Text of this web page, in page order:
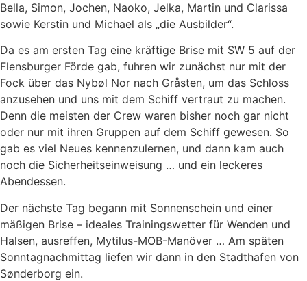
Bella, Simon, Jochen, Naoko, Jelka, Martin und Clarissa
sowie Kerstin und Michael als „die Ausbilder“.
Da es am ersten Tag eine kräftige Brise mit SW 5 auf der
Flensburger Förde gab, fuhren wir zunächst nur mit der
Fock über das Nybøl Nor nach Gråsten, um das Schloss
anzusehen und uns mit dem Schiff vertraut zu machen.
Denn die meisten der Crew waren bisher noch gar nicht
oder nur mit ihren Gruppen auf dem Schiff gewesen. So
gab es viel Neues kennenzulernen, und dann kam auch
noch die Sicherheitseinweisung … und ein leckeres
Abendessen.
Der nächste Tag begann mit Sonnenschein und einer
mäßigen Brise – ideales Trainingswetter für Wenden und
Halsen, ausreffen, Mytilus-MOB-Manöver … Am späten
Sonntagnachmittag liefen wir dann in den Stadthafen von
Sønderborg ein.